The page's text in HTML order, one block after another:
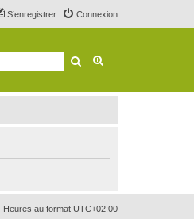
Connexion
S’enregistrer
Rechercher
Heures au format UTC+02:00